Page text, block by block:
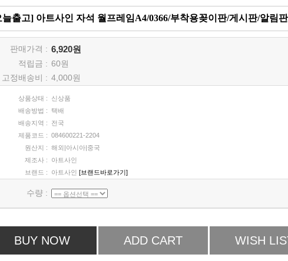
늘출고] 아트사인 자석 월프레임A4/0366/부착용꽂이판/게시판/알림
판매가격 : 6,920원
적립금 : 60원
고정배송비 : 4,000원
상품상태 :
신상품
배송방법 :
택배
배송지역 :
전국
제품코드 : 084600221-2204
원산지 : 해외|아시아|중국
제조사 :
아트사인
브랜드 :
아트사인 [브랜드바로가기]
수량 :
BUY NOW ADD CART WISH